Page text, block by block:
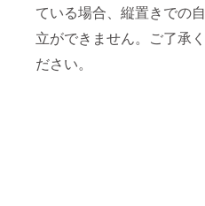
ている場合、縦置きでの自
立ができません。ご了承く
ださい。